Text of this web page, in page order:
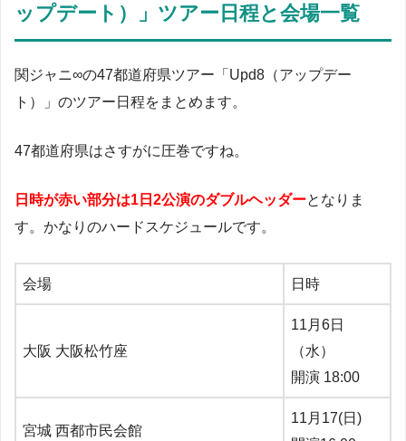
ップデート）」ツアー日程と会場一覧
関ジャニ∞の47都道府県ツアー「Upd8（アップデー
ト）」のツアー日程をまとめます。
47都道府県はさすがに圧巻ですね。
日時が赤い部分は1日2公演のダブルヘッダーとなりま
す。かなりのハードスケジュールです。
会場 日時
大阪 大阪松竹座
11月6日
（水）
開演 18:00
宮城 西都市民会館
11月17(日)